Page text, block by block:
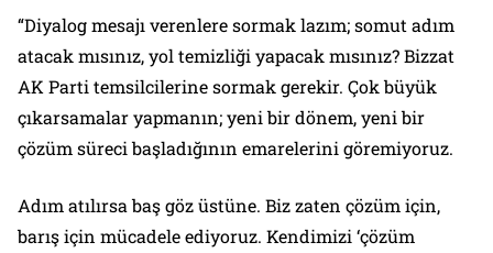
“Diyalog mesajı verenlere sormak lazım; somut adım
atacak mısınız, yol temizliği yapacak mısınız? Bizzat
AK Parti temsilcilerine sormak gerekir. Çok büyük
çıkarsamalar yapmanın; yeni bir dönem, yeni bir
çözüm süreci başladığının emarelerini göremiyoruz.
Adım atılırsa baş göz üstüne. Biz zaten çözüm için,
barış için mücadele ediyoruz. Kendimizi ‘çözüm